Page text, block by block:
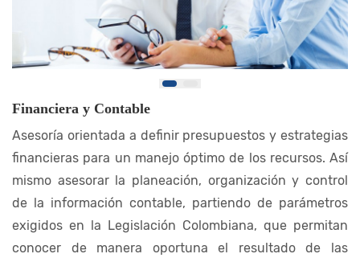
Financiera y Contable
Asesoría orientada a definir presupuestos y estrategias
financieras para un manejo óptimo de los recursos. Así
mismo asesorar la planeación, organización y control
de la información contable, partiendo de parámetros
exigidos en la Legislación Colombiana, que permitan
conocer de manera oportuna el resultado de las